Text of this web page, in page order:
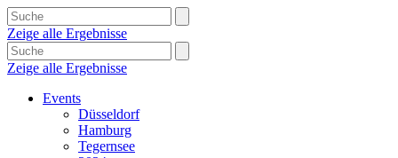
Zeige alle Ergebnisse
Zeige alle Ergebnisse
Events
Düsseldorf
Hamburg
Tegernsee